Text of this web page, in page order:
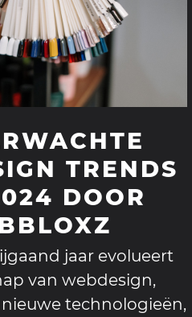
TRENDS
DOOR
jaar evolueert
van webdesign,
technologieën,